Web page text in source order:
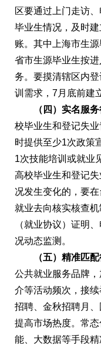
区要通过上门走访
毕业生情况，及时
账。其中上海市生
省市生源毕业生按
务。要摸清辖区内
训需求，7月底前建
（四）实名服务
校毕业生和登记失
时提供至少1次政策
1次技能培训或就业
高校毕业生和登记
况发生变化的，要
就业去向核实核查
（就业协议）证明
况动态监测。
（五）精准匹配
公共就业服务品牌
介等活动频次，接
招聘、金秋招聘月
提高市场热度。常
能、大数据等手段